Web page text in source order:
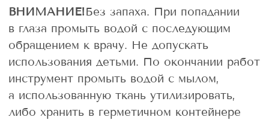
ВНИМАНИЕ!Без запаха. При попадании
в глаза промыть водой с последующим
обращением к врачу. Не допускать
использования детьми. По окончании работ
инструмент промыть водой с мылом,
а использованную ткань утилизировать,
либо хранить в герметичном контейнере